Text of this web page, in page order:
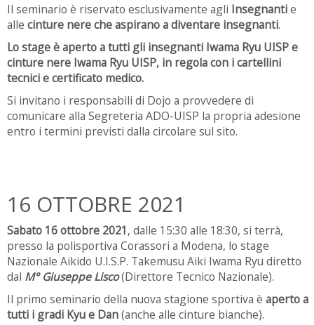
Il seminario è riservato esclusivamente agli Insegnantie
alle cinture nere che aspirano a diventare insegnanti.
Lo stage è aperto a tutti gli insegnanti Iwama Ryu UISP e
cinture nere Iwama Ryu UISP, in regola con i cartellini
tecnici e certificato medico.
Si invitano i responsabili di Dojo a provvedere di
comunicare alla Segreteria ADO-UISP la propria adesione
entro i termini previsti dalla circolare sul sito.
16 OTTOBRE 2021
Sabato 16 ottobre 2021, dalle 15:30 alle 18:30, si terrà,
presso la polisportiva Corassori a Modena, lo stage
Nazionale Aikido U.I.S.P. Takemusu Aiki Iwama Ryu diretto
dal M° Giuseppe Lisco(Direttore Tecnico Nazionale).
Il primo seminario della nuova stagione sportiva è aperto a
tutti i gradi Kyu e Dan(anche alle cinture bianche).